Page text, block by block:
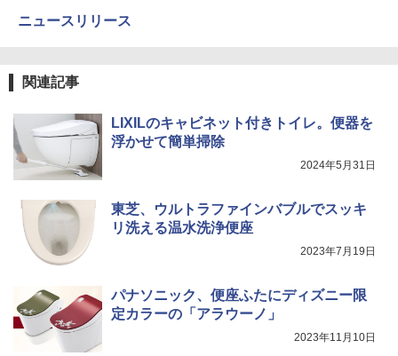
ニュースリリース
関連記事
LIXILのキャビネット付きトイレ。便器を
浮かせて簡単掃除
2024年5月31日
東芝、ウルトラファインバブルでスッキ
リ洗える温水洗浄便座
2023年7月19日
パナソニック、便座ふたにディズニー限
定カラーの「アラウーノ」
2023年11月10日